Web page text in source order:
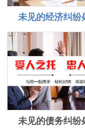
未见的经济纠纷
未见的债务纠纷